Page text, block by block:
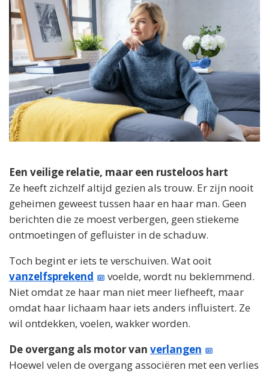
Een veilige relatie, maar een rusteloos hart
Ze heeft zichzelf altijd gezien als trouw. Er zijn nooit
geheimen geweest tussen haar en haar man. Geen
berichten die ze moest verbergen, geen stiekeme
ontmoetingen of gefluister in de schaduw.
Toch begint er iets te verschuiven. Wat ooit
vanzelfsprekend
voelde, wordt nu beklemmend.
Niet omdat ze haar man niet meer liefheeft, maar
omdat haar lichaam haar iets anders influistert. Ze
wil ontdekken, voelen, wakker worden.
De overgang als motor van verlangen
Hoewel velen de overgang associëren met een verlies